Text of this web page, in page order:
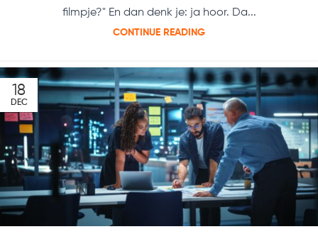
filmpje?" En dan denk je: ja hoor. Da...
CONTINUE READING
18
DEC